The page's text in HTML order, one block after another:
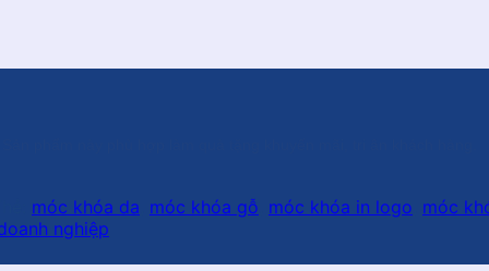
phẩm này phù hợp làm quà tặng khuyến mãi, tri ân khách hàng.
móc khóa da móc khóa gỗ móc khóa in logo móc
nghiệp